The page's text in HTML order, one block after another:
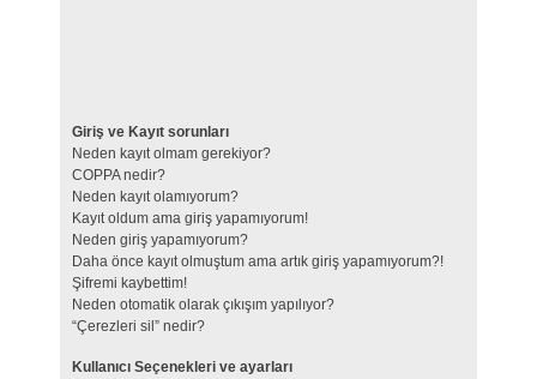
Giriş ve Kayıt sorunları
Neden kayıt olmam gerekiyor?
COPPA nedir?
Neden kayıt olamıyorum?
Kayıt oldum ama giriş yapamıyorum!
Neden giriş yapamıyorum?
Daha önce kayıt olmuştum ama artık giriş yapamıyorum?!
Şifremi kaybettim!
Neden otomatik olarak çıkışım yapılıyor?
“Çerezleri sil” nedir?
Kullanıcı Seçenekleri ve ayarları